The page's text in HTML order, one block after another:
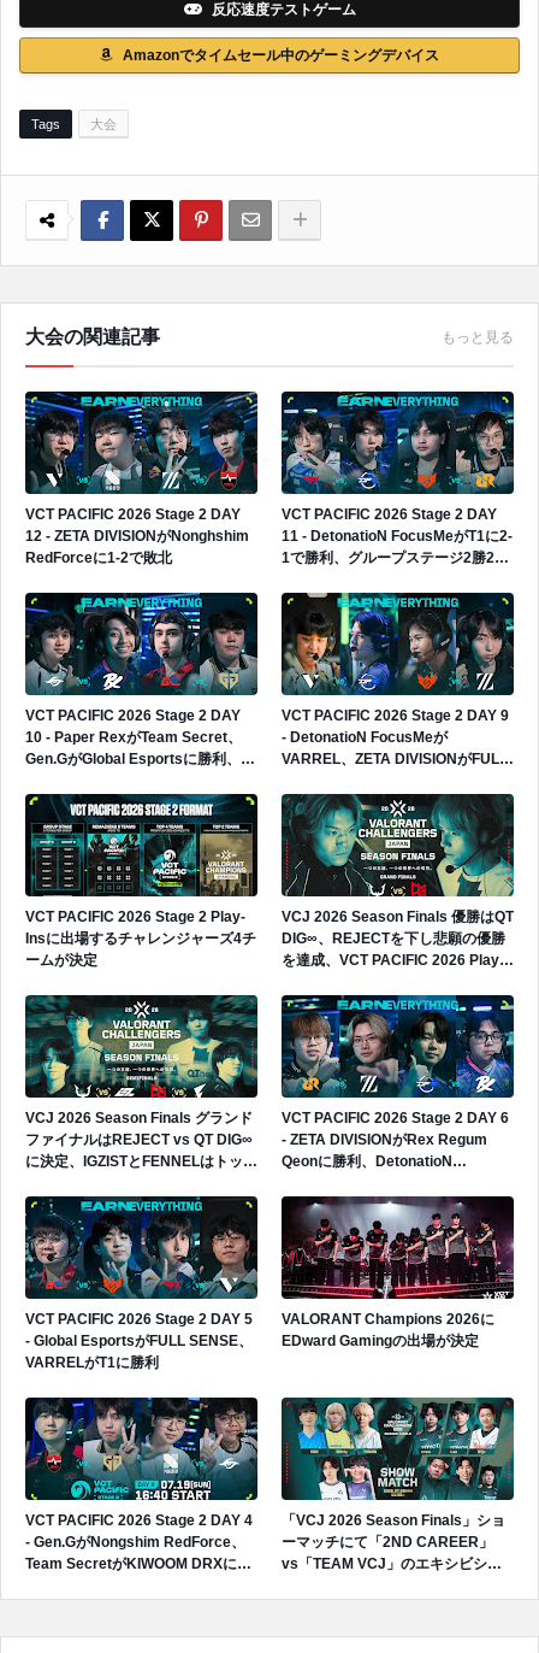
反応速度テストゲーム
Amazonでタイムセール中のゲーミングデバイス
Tags 大会
大会の関連記事 もっと見る
VCT PACIFIC 2026 Stage 2 DAY
12 - ZETA DIVISIONがNonghshim
RedForceに1-2で敗北
VCT PACIFIC 2026 Stage 2 DAY
11 - DetonatioN FocusMeがT1に2-
1で勝利、グループステージ2勝2敗
VCT PACIFIC 2026 Stage 2 DAY
10 - Paper RexがTeam Secret、
Gen.GがGlobal Esportsに勝利、
VCT PACIFIC 2026 Stage 2 DAY 9
- DetonatioN FocusMeが
VARREL、ZETA DIVISIONがFULL
VCT PACIFIC 2026 Stage 2 Play-
Insに出場するチャレンジャーズ4チ
ームが決定
VCJ 2026 Season Finals 優勝はQT
DIG∞、REJECTを下し悲願の優勝
を達成、VCT PACIFIC 2026 Play-
VCJ 2026 Season Finals グランド
ファイナルはREJECT vs QT DIG∞
に決定、IGZISTとFENNELはトップ
VCT PACIFIC 2026 Stage 2 DAY 6
- ZETA DIVISIONがRex Regum
Qeonに勝利、DetonatioN
VCT PACIFIC 2026 Stage 2 DAY 5
- Global EsportsがFULL SENSE、
VARRELがT1に勝利
VALORANT Champions 2026に
EDward Gamingの出場が決定
VCT PACIFIC 2026 Stage 2 DAY 4
- Gen.GがNongshim RedForce、
Team SecretがKIWOOM DRXに勝
「VCJ 2026 Season Finals」ショ
ーマッチにて「2ND CAREER」
vs「TEAM VCJ」のエキシビショ